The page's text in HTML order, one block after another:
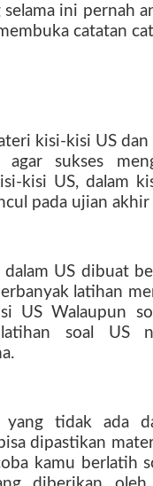
selama ini pernah
catatan
kisi-kisi US dan
agar sukses
kisi US, dalam
pada ujian
dalam US dibuat
latihan
US Walaupun
soal US
yang tidak ada
dipastikan
kamu berlatih